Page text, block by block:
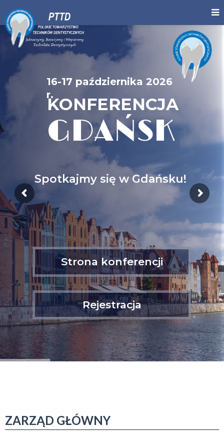
KONFERENCJA
GDAŃSK
16-17 października 2026
r.
Spotkajmy się w Gdańsku!
Strona konferencji
Rejestracja
ZARZĄD GŁÓWNY